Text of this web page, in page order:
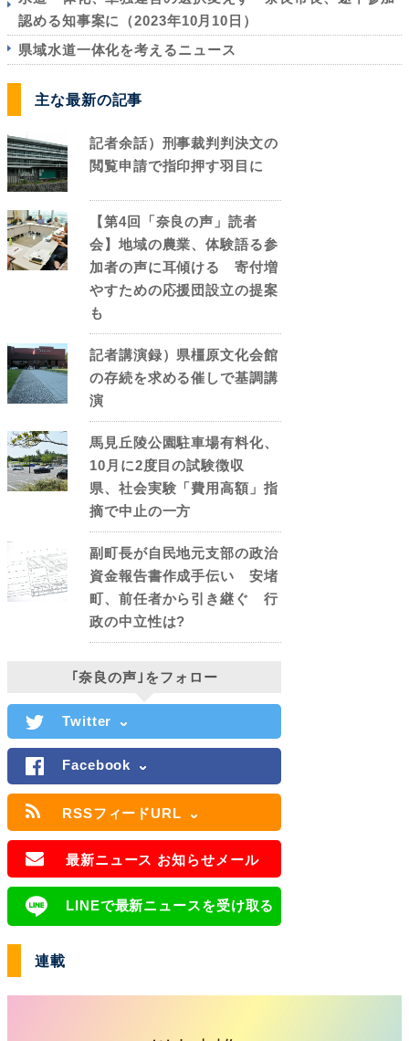
認める知事案に（2023年10月10日）
県域水道一体化を考えるニュース
主な最新の記事
記者余話）刑事裁判判決文の
閲覧申請で指印押す羽目に
【第4回「奈良の声」読者
会】地域の農業、体験語る参
加者の声に耳傾ける 寄付増
やすための応援団設立の提案
も
記者講演録）県橿原文化会館
の存続を求める催しで基調講
演
馬見丘陵公園駐車場有料化、
10月に2度目の試験徴収
県、社会実験「費用高額」指
摘で中止の一方
副町長が自民地元支部の政治
資金報告書作成手伝い 安堵
町、前任者から引き継ぐ 行
政の中立性は?
｢奈良の声｣をフォロー
Twitter
Facebook
RSSフィードURL
最新ニュース お知らせメール
LINEで最新ニュースを受け取る
連載